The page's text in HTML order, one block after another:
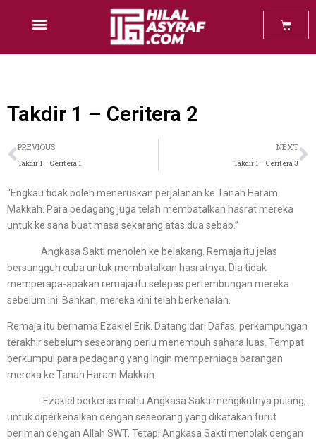
Takdir 1 – Ceritera 2
PREVIOUS
Takdir 1 – Ceritera 1
NEXT
Takdir 1 – Ceritera 3
“Engkau tidak boleh meneruskan perjalanan ke Tanah Haram
Makkah. Para pedagang juga telah membatalkan hasrat mereka
untuk ke sana buat masa sekarang atas dua sebab.”
Angkasa Sakti menoleh ke belakang. Remaja itu jelas
bersungguh cuba untuk membatalkan hasratnya. Dia tidak
memperapa-apakan remaja itu selepas pertembungan mereka
sebelum ini. Bahkan, mereka kini telah berkenalan.
Remaja itu bernama Ezakiel Erik. Datang dari Dafas, perkampungan
terakhir sebelum seseorang perlu menempuh sahara luas. Tempat
berkumpul para pedagang yang ingin memperniaga barangan
mereka ke Tanah Haram Makkah.
Ezakiel berkeras mahu Angkasa Sakti mengikutnya pulang,
untuk diperkenalkan dengan seseorang yang dikatakan turut
beriman dengan Allah SWT. Tetapi Angkasa Sakti menolak dengan